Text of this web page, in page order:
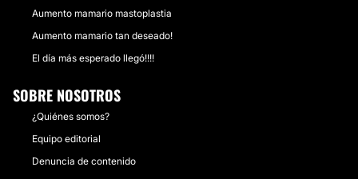
Aumento mamario mastoplastia
Aumento mamario tan deseado!
El día más esperado llegó!!!!
SOBRE NOSOTROS
¿Quiénes somos?
Equipo editorial
Denuncia de contenido